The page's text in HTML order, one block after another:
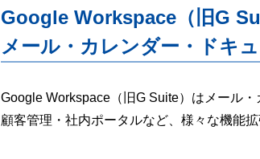
Google Workspace（旧G
メール・カレンダー・ドキ
Google Workspace（旧G Suite）はメール
顧客管理・社内ポータルなど、様々な機能拡